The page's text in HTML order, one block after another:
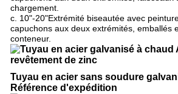
chargement.
c. 10"-20"Extrémité biseautée avec
capuchons aux deux extrémités, emballés
conteneur.
Tuyau en acier sans soudure
Référence d'expédition